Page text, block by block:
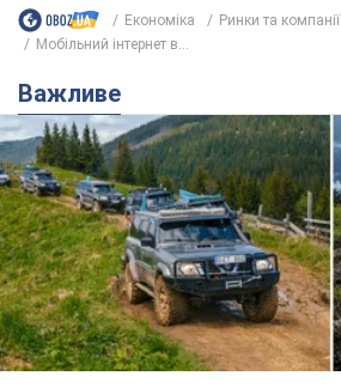
Економіка
Ринки та компанії
Мобільний інтернет в...
Важливе